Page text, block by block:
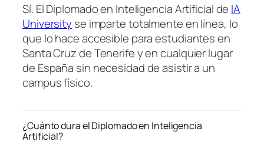
Sí. El Diplomado en Inteligencia Artificial de IA
University se imparte totalmente en línea, lo
que lo hace accesible para estudiantes en
Santa Cruz de Tenerife y en cualquier lugar
de España sin necesidad de asistir a un
campus físico.
¿Cuánto dura el Diplomado en Inteligencia
Artificial?